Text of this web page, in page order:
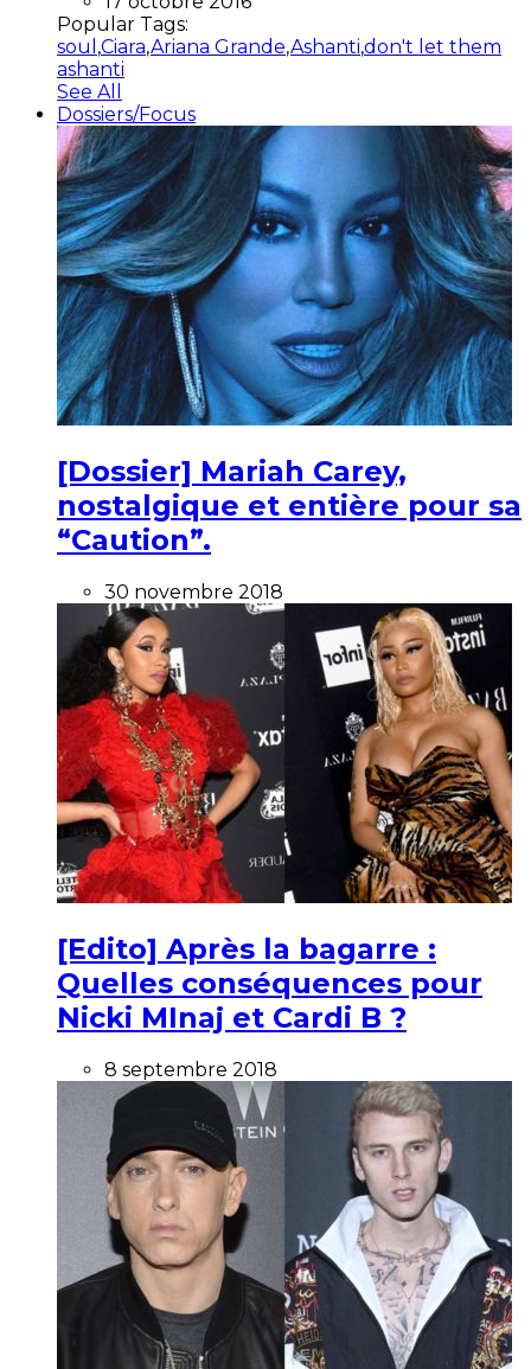
Popular Tags:
soul ,Ciara,Ariana Grande,Ashanti,don't let them
ashanti
See All
Dossiers/Focus
[Dossier] Mariah Carey,
nostalgique et entière pour sa
“Caution”.
30 novembre 2018
[Edito] Après la bagarre :
Quelles conséquences pour
Nicki MInaj et Cardi B ?
8 septembre 2018